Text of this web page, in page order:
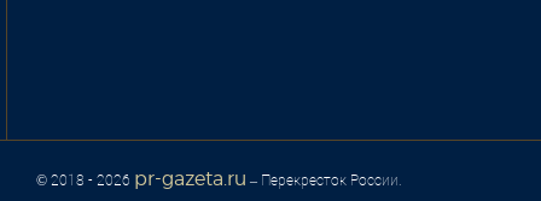
© 2018 - 2026 pr-gazeta.ru – Перекресток России.